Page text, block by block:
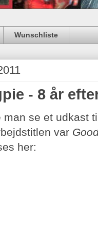
Wunschliste
- 8 år
se et udkast
var
her: